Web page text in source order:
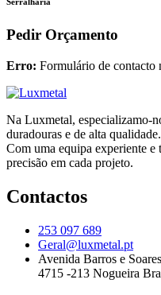
Pedir Orçamento
Erro: Formulário de contacto
Na Luxmetal, especializamo-
duradouras e de alta qualidade.
Com uma equipa experiente
precisão em cada projeto.
Contactos
253 097 689
Geral@luxmetal.pt
Avenida Barros e
4715 -213 Nogueira